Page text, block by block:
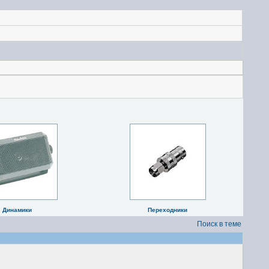
Динамики Переходники
Поиск в теме